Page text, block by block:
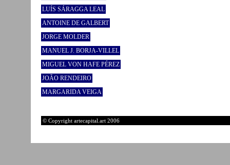
LUÍS SÁRAGGA LEAL
ANTOINE DE GALBERT
JORGE MOLDER
MANUEL J. BORJA-VILLEL
MIGUEL VON HAFE PÉREZ
JOÃO RENDEIRO
MARGARIDA VEIGA
© Copyright artecapital.art 2006